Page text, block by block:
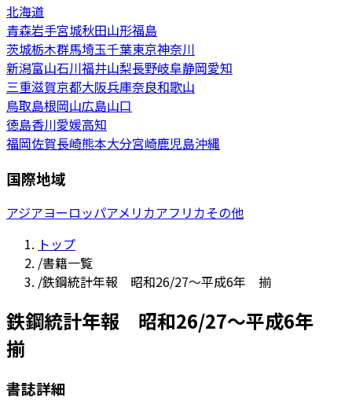
北海道
青森岩手宮城秋田山形福島
茨城栃木群馬埼玉千葉東京神奈川
新潟富山石川福井山梨長野岐阜静岡愛知
三重滋賀京都大阪兵庫奈良和歌山
鳥取島根岡山広島山口
徳島香川愛媛高知
福岡佐賀長崎熊本大分宮崎鹿児島沖縄
国際地域
アジアヨーロッパアメリカアフリカその他
トップ
/書籍一覧
/鉄鋼統計年報 昭和26/27～平成6年 揃
鉄鋼統計年報 昭和26/27～平成6年
揃
書誌詳細